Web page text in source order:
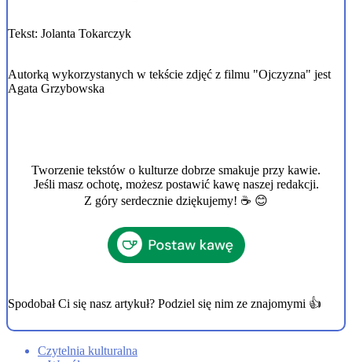
Tekst: Jolanta Tokarczyk
Autorką wykorzystanych w tekście zdjęć z filmu "Ojczyzna" jest
Agata Grzybowska
Tworzenie tekstów o kulturze dobrze smakuje przy kawie.
Jeśli masz ochotę, możesz postawić kawę naszej redakcji.
Z góry serdecznie dziękujemy! ☕ 😊
Spodobał Ci się nasz artykuł? Podziel się nim ze znajomymi 👍
Czytelnia kulturalna